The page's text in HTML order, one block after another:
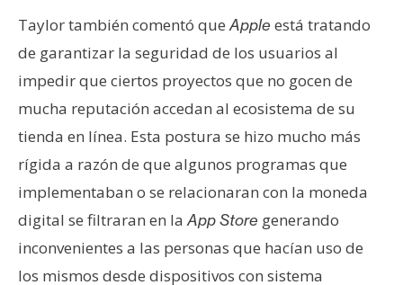
y
P
u
i
c
i
d
d
Taylor también comentó que Apple está tratando
de garantizar la seguridad de los usuarios al
impedir que ciertos proyectos que no gocen de
mucha reputación accedan al ecosistema de su
tienda en línea. Esta postura se hizo mucho más
rígida a razón de que algunos programas que
implementaban o se relacionaran con la moneda
digital se filtraran en la App Store generando
inconvenientes a las personas que hacían uso de
los mismos desde dispositivos con sistema